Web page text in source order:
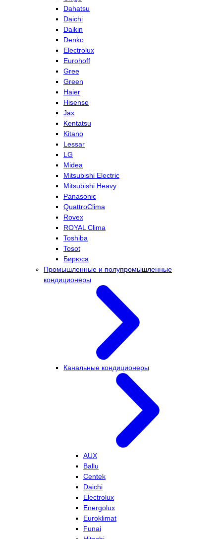
Dahatsu
Daichi
Daikin
Denko
Electrolux
Eurohoff
Gree
Green
Haier
Hisense
Jax
Kentatsu
Kitano
Lessar
LG
Midea
Mitsubishi Electric
Mitsubishi Heavy
Panasonic
QuattroClima
Rovex
ROYAL Clima
Toshiba
Tosot
Бирюса
Промышленные и полупромышленные
кондиционеры
Канальные кондиционеры
AUX
Ballu
Centek
Daichi
Electrolux
Energolux
Euroklimat
Funai